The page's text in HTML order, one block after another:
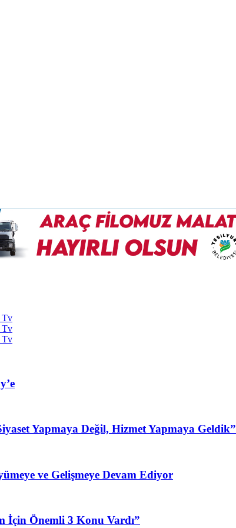
Tv
Tv
Tv
Yapmaya Değil, Hizmet Yapmaya Geldik”
ve Gelişmeye Devam Ediyor
İçin Önemli 3 Konu Vardı”